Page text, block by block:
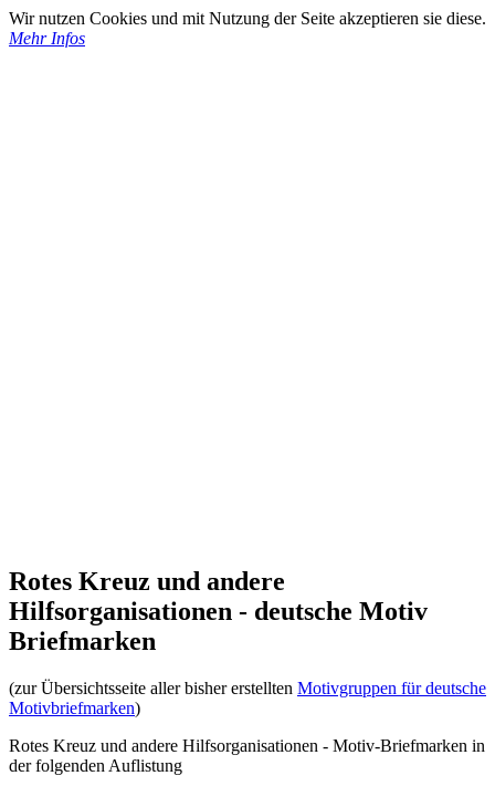
Wir nutzen Cookies und mit Nutzung der Seite akzeptieren sie diese.
Mehr Infos
Rotes Kreuz und andere
Hilfsorganisationen - deutsche Motiv
Briefmarken
(zur Übersichtsseite aller bisher erstellten Motivgruppen für deutsche
Motivbriefmarken)
Rotes Kreuz und andere Hilfsorganisationen - Motiv-Briefmarken in
der folgenden Auflistung